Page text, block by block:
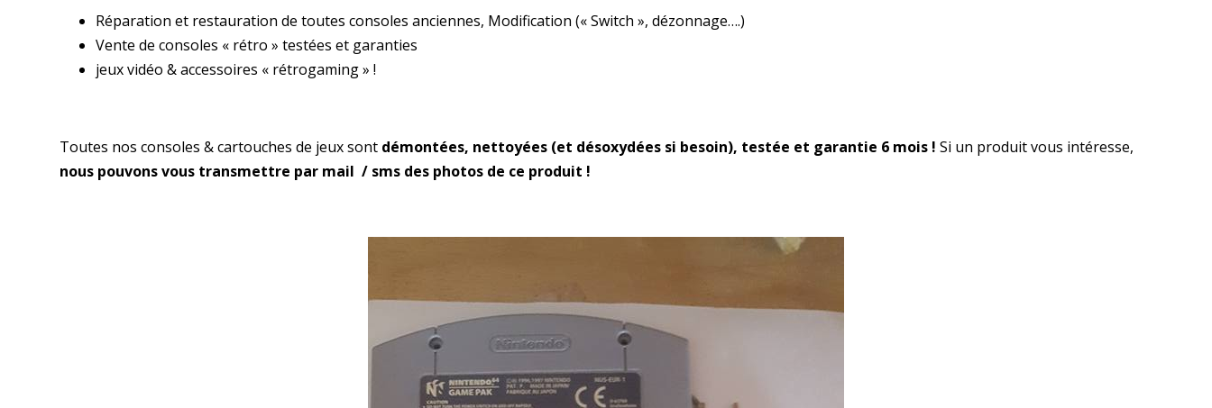
Réparation et restauration de toutes consoles anciennes, Modification (« Switch », dézonnage….)
Vente de consoles « rétro » testées et garanties
jeux vidéo & accessoires « rétrogaming » !
Toutes nos consoles & cartouches de jeux sont démontées, nettoyées (et désoxydées si besoin), testée et garantie 6 mois ! Si un produit vous intéresse,
nous pouvons vous transmettre par mail / sms des photos de ce produit !